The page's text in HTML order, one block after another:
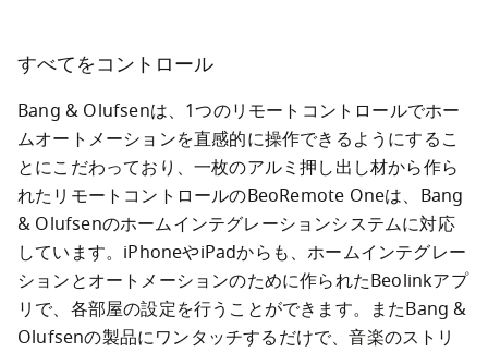
すべてをコントロール
Bang & Olufsenは、1つのリモートコントロールでホー
ムオートメーションを直感的に操作できるようにするこ
とにこだわっており、一枚のアルミ押し出し材から作ら
れたリモートコントロールのBeoRemote Oneは、Bang
& Olufsenのホームインテグレーションシステムに対応
しています。iPhoneやiPadからも、ホームインテグレー
ションとオートメーションのために作られたBeolinkアプ
リで、各部屋の設定を行うことができます。またBang &
Olufsenの製品にワンタッチするだけで、音楽のストリ